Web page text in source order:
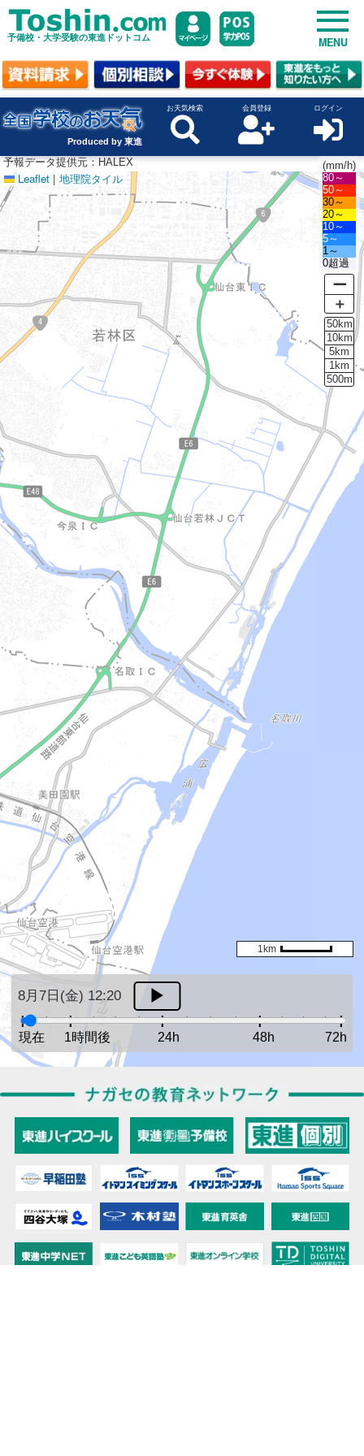
予備校・大学受験の東進ドットコム MENU
Produced by 東進
お天気検索 会員登録 ログイン
Leaflet | 地理院タイル
8月7日(金) 12:20
現在 1時間後 24h 48h 72h
1km
(mm/h)
80～
50～
30～
20～
10～
5～
1～
0超過
ー
＋
50km
10km
5km
1km
500m
予報データ提供元：HALEX